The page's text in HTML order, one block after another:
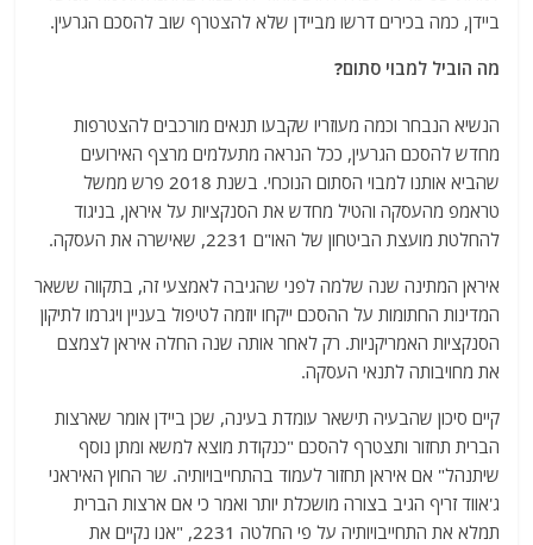
ביידן, כמה בכירים דרשו מביידן שלא להצטרף שוב להסכם הגרעין.
מה הוביל למבוי סתום?
הנשיא הנבחר וכמה מעוזריו שקבעו תנאים מורכבים להצטרפות
מחדש להסכם הגרעין, ככל הנראה מתעלמים מרצף האירועים
שהביא אותנו למבוי הסתום הנוכחי. בשנת 2018 פרש ממשל
טראמפ מהעסקה והטיל מחדש את הסנקציות על איראן, בניגוד
להחלטת מועצת הביטחון של האו"ם 2231, שאישרה את העסקה.
איראן המתינה שנה שלמה לפני שהגיבה לאמצעי זה, בתקווה ששאר
המדינות החתומות על ההסכם ייקחו יוזמה לטיפול בעניין ויגרמו לתיקון
הסנקציות האמריקניות. רק לאחר אותה שנה החלה איראן לצמצם
את מחויבותה לתנאי העסקה.
קיים סיכון שהבעיה תישאר עומדת בעינה, שכן ביידן אומר שארצות
הברית תחזור ותצטרף להסכם "כנקודת מוצא למשא ומתן נוסף
שיתנהל" אם איראן תחזור לעמוד בהתחייבויותיה. שר החוץ האיראני
ג'אווד זריף הגיב בצורה מושכלת יותר ואמר כי אם ארצות הברית
תמלא את התחייבויותיה על פי החלטה 2231, "אנו נקיים את